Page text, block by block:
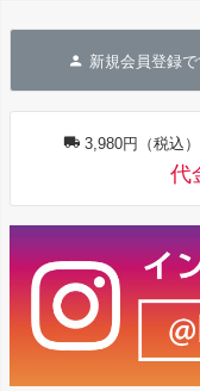
新規会員登録
3,980円（税込
代